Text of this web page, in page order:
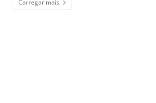
Carregar mais